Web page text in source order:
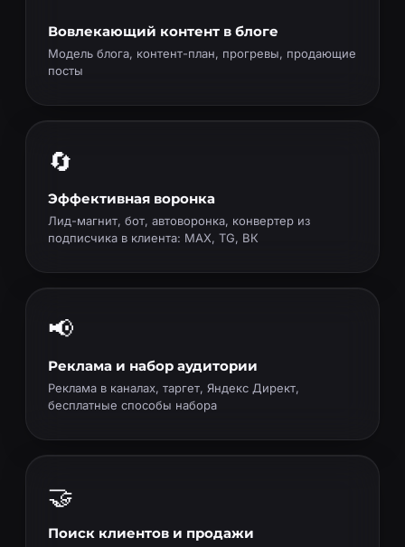
Вовлекающий контент в блоге
Модель блога, контент-план, прогревы, продающие
посты
🔄
Эффективная воронка
Лид-магнит, бот, автоворонка, конвертер из
подписчика в клиента: MAX, TG, ВК
📢
Реклама и набор аудитории
Реклама в каналах, таргет, Яндекс Директ,
бесплатные способы набора
🤝
Поиск клиентов и продажи